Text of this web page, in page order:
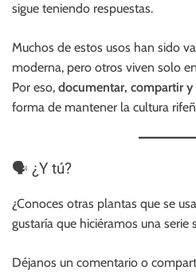
sigue teniendo respuestas.
Muchos de estos usos han sido
moderna, pero otros viven solo
Por eso, documentar, compartir y
forma de mantener la cultura
🗣 ¿Y tú?
¿Conoces otras plantas que se
gustaría que hiciéramos una serie
Déjanos un comentario o